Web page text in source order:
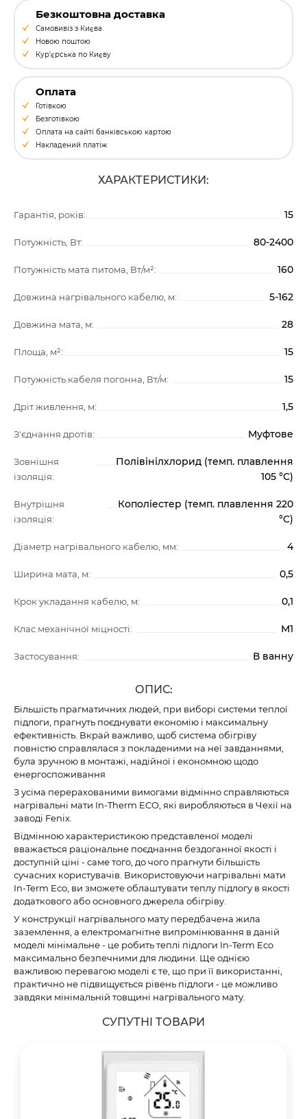
Безкоштовна доставка
Самовивіз з Києва
Новою поштою
Кур'єрська по Києву
Оплата
Готівкою
Безготівкою
Оплата на сайті банківською картою
Накладений платіж
ХАРАКТЕРИСТИКИ:
Гарантія, років: 15
Потужність, Вт: 80-2400
Потужність мата питома, Вт/м²: 160
Довжина нагрівального кабелю, м: 5-162
Довжина мата, м: 28
Площа, м²: 15
Потужність кабеля погонна, Вт/м: 15
Дріт живлення, м: 1,5
З'єднання дротів: Муфтове
Зовнішня
ізоляція:
Полівінілхлорид (темп. плавлення
105 °C)
Внутрішня
ізоляція:
Кополіестер (темп. плавлення 220
°C)
Діаметр нагрівального кабелю, мм: 4
Ширина мата, м: 0,5
Крок укладання кабелю, м: 0,1
Клас механічної міцності: М1
Застосування: В ванну
ОПИС:
Більшість прагматичних людей, при виборі системи теплої
підлоги, прагнуть поєднувати економію і максимальну
ефективність. Вкрай важливо, щоб система обігріву
повністю справлялася з покладеними на неї завданнями,
була зручною в монтажі, надійної і економною щодо
енергоспоживання
З усіма перерахованими вимогами відмінно справляються
нагрівальні мати In-Therm ECO, які виробляються в Чехії на
заводі Fenix.
Відмінною характеристикою представленої моделі
вважається раціональне поєднання бездоганної якості і
доступній ціні - саме того, до чого прагнути більшість
сучасних користувачів. Використовуючи нагрівальні мати
In-Term Eco, ви зможете облаштувати теплу підлогу в якості
додаткового або основного джерела обігріву.
У конструкції нагрівального мату передбачена жила
заземлення, а електромагнітне випромінювання в даній
моделі мінімальне - це робить теплі підлоги In-Term Eco
максимально безпечними для людини. Ще однією
важливою перевагою моделі є те, що при її використанні,
практично не підвищується рівень підлоги - це можливо
завдяки мінімальній товщині нагрівального мату.
СУПУТНІ ТОВАРИ